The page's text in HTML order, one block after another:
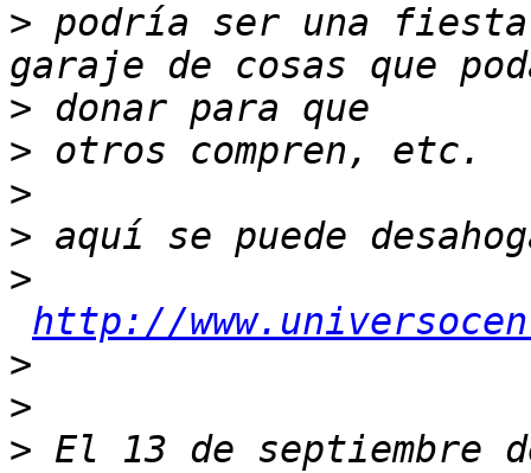
> podría ser una
>
>
>
>
>
http://
>
>
> El 13 de septiembre